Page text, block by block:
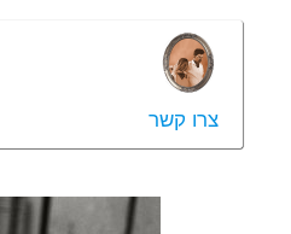
צרו קשר